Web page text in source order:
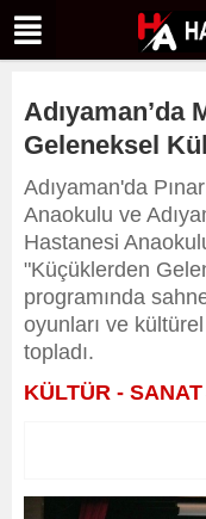
Adıyaman’da
Geleneksel
Adıyaman'da
Anaokulu ve
Hastanesi
"Küçüklerden
programında
oyunları ve
topladı.
KÜLTÜR - SANAT